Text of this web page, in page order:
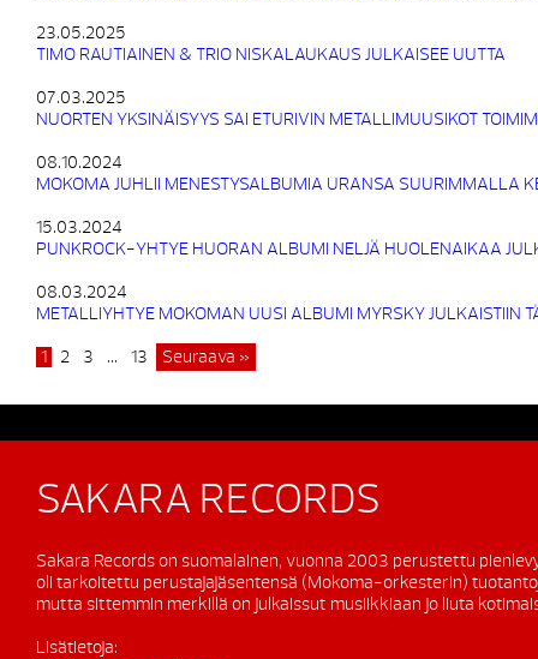
23.05.2025
TIMO RAUTIAINEN & TRIO NISKALAUKAUS JULKAISEE UUTTA
07.03.2025
NUORTEN YKSINÄISYYS SAI ETURIVIN METALLIMUUSIKOT
08.10.2024
MOKOMA JUHLII MENESTYSALBUMIA URANSA SUURIMMALLA
15.03.2024
PUNKROCK-YHTYE HUORAN ALBUMI NELJÄ HUOLENAIKAA
08.03.2024
METALLIYHTYE MOKOMAN UUSI ALBUMI MYRSKY JULKAISTIIN
1 2 3 … 13 Seuraava »
SAKARA RECORDS
Sakara Records on suomalainen, vuonna 2003 perustettu
oli tarkoitettu perustajajäsentensä (Mokoma-orkesterin)
mutta sittemmin merkillä on julkaissut musiikkiaan jo liuta
Lisätietoja: